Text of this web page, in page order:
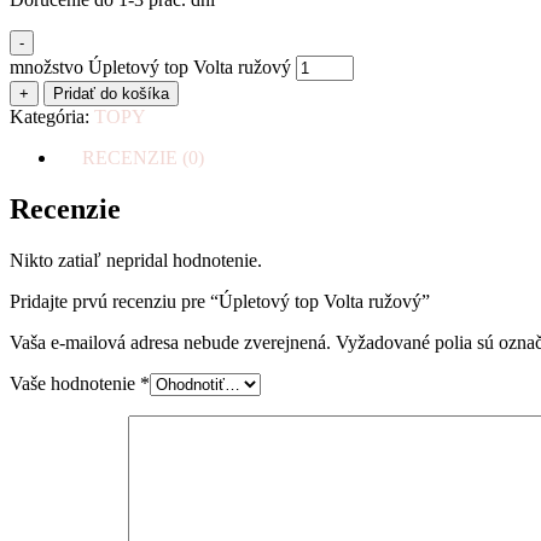
-
množstvo Úpletový top Volta ružový
+ Pridať do košíka
Kategória: TOPY
RECENZIE (0)
Recenzie
Nikto zatiaľ nepridal hodnotenie.
Pridajte prvú recenziu pre “Úpletový top Volta ružový”
Vaša e-mailová adresa nebude zverejnená. Vyžadované polia sú
Vaše hodnotenie *